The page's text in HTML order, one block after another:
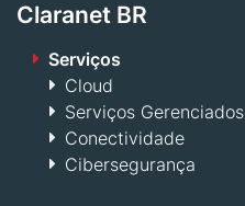
Claranet BR
Serviços
Cloud
Serviços Gerenciados
Conectividade
Cibersegurança